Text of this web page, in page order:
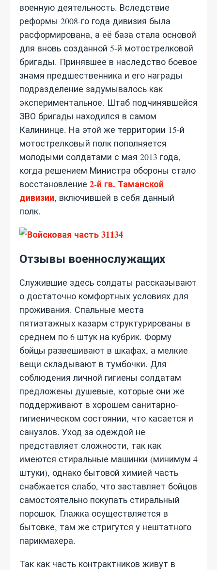
военную деятельность. Вследствие
реформы 2008-го года дивизия была
расформирована, а её база стала основой
для вновь созданной 5-й мотострелковой
бригады. Принявшее в наследство боевое
знамя предшественника и его награды
подразделение задумывалось как
экспериментальное. Штаб подчинявшейся
ЗВО бригады находился в самом
Калининце. На этой же территории 15-й
мотострелковый полк пополняется
молодыми солдатами с мая 2013 года,
когда решением Министра обороны стало
восстановление 2-й гв. Таманской
дивизии, включившей в себя данный
полк.
Отзывы военнослужащих
Служившие здесь солдаты рассказывают
о достаточно комфортных условиях для
проживания. Спальные места
пятиэтажных казарм структурированы в
среднем по 6 штук на кубрик. Форму
бойцы развешивают в шкафах, а мелкие
вещи складывают в тумбочки. Для
соблюдения личной гигиены солдатам
предложены душевые, которые они же
поддерживают в хорошем санитарно-
гигиеническом состоянии, что касается и
санузлов. Уход за одеждой не
представляет сложности, так как
имеются стиральные машинки (минимум 4
штуки), однако бытовой химией часть
снабжается слабо, что заставляет бойцов
самостоятельно покупать стиральный
порошок. Глажка осуществляется в
бытовке, там же стригутся у нештатного
парикмахера.
Так как часть контрактников живут в